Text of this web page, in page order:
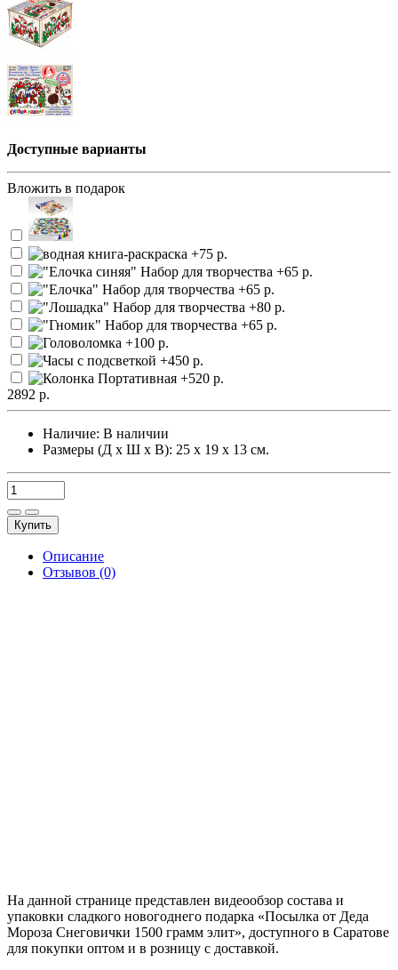
Доступные варианты
Вложить в подарок
2892 р.
Наличие: В наличии
Размеры (Д х Ш х В): 25 х 19 х 13 см.
Купить
Описание
Отзывов (0)
На данной странице представлен видеообзор состава и
упаковки сладкого новогоднего подарка «Посылка от Деда
Мороза Снеговички 1500 грамм элит», доступного в Саратове
для покупки оптом и в розницу с доставкой.